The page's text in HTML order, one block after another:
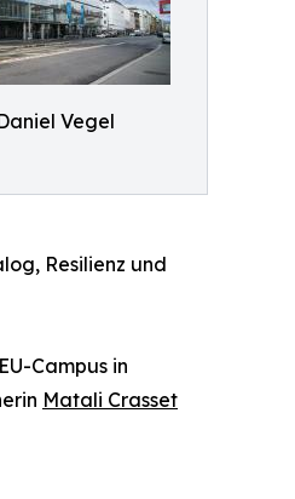
Vegel
Resilienz und
Campus in
Matali Crasset